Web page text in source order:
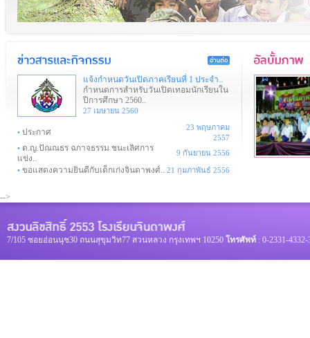
แจ้งกำหนดวันเปิดภาคเรียนที่ 1 ประจำ..
กำหนดการสำหรับวันเปิดเทอมนักเรียนใน
ปีการศึกษา 2560..
27 เมษายน 2560
• ประกาศ
23 พฤษภาคม
2557
• ด.ญ.ปัณณธร ฉกาจธรรม ชนะเลิศการ
แข่ง..
9 กันยายน 2556
• ขอแสดงความยินดีกับเด็กเก่งจินดาพงศ์.. 21 กุมภาพันธ์ 2556
-->
7/105 ซอยอ่อนนุช30 ถนนสุขุมวิท77 สวนหลวง กรุงเทพฯ 10250 โทรศัพท์ : 0-2331-